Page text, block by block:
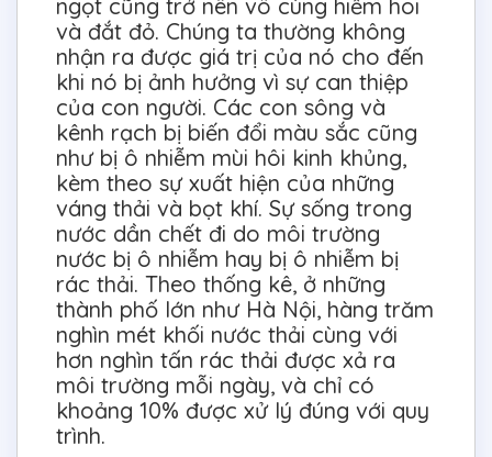
ngọt cũng trở nên vô cùng hiếm hoi
và đắt đỏ. Chúng ta thường không
nhận ra được giá trị của nó cho đến
khi nó bị ảnh hưởng vì sự can thiệp
của con người. Các con sông và
kênh rạch bị biến đổi màu sắc cũng
như bị ô nhiễm mùi hôi kinh khủng,
kèm theo sự xuất hiện của những
váng thải và bọt khí. Sự sống trong
nước dần chết đi do môi trường
nước bị ô nhiễm hay bị ô nhiễm bị
rác thải. Theo thống kê, ở những
thành phố lớn như Hà Nội, hàng trăm
nghìn mét khối nước thải cùng với
hơn nghìn tấn rác thải được xả ra
môi trường mỗi ngày, và chỉ có
khoảng 10% được xử lý đúng với quy
trình.